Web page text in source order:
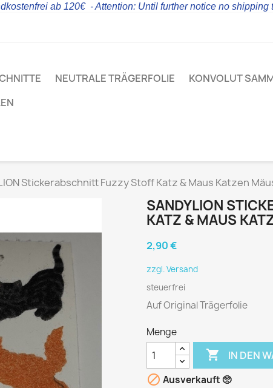
ab 120€ - Attention: Until further notice no shipping
NEUTRALE TRÄGERFOLIE KONVOLUT
Stickerabschnitt Fuzzy Stoff Katz & Maus Katzen
SANDYLION
KATZ & MAUS
2,90 €
zzgl. Versand
steuerfrei
Auf Original Trägerfolie
Menge
 IN DEN
 Ausverkauft 🥺